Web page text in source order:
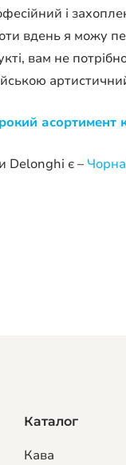
і
вдень я можу
вам не
асортимент
Delonghi є –
Каталог
Кава